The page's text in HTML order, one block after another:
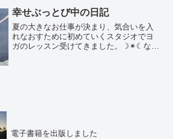
がなんとなくわかってきま...
幸せぶっとび中の日記
夏の大きなお仕事が決まり、気合いを入
れなおすために初めていくスタジオでヨ
ガのレッスン受けてきました。☽✴☾なん
電子書籍を出版しました